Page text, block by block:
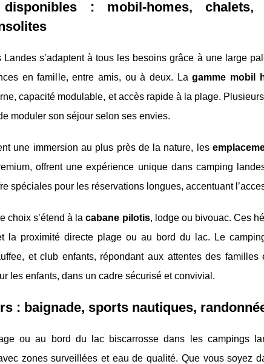
disponibles : mobil-homes,
Landes s’adaptent à tous les besoins grâce à une large
en famille, entre amis, ou à deux. Lagamme mobil
capacité modulable, et accès rapide à la plage.
moduler son séjour selon ses envies.
une immersion au plus près de la nature, les
offrent une expérience unique dans camping
spéciales pour les réservations longues, accentuant
choix s’étend à lacabane pilotis, lodge ou bivouac. Ces
la proximité directe plage ou au bord du lac. Le
et club enfants, répondant aux attentes des
les enfants, dans un cadre sécurisé et convivial.
: baignade, sports nautiques,
ou au bord du lac biscarrosse dans les campings
zones surveillées et eau de qualité. Que vous soyez